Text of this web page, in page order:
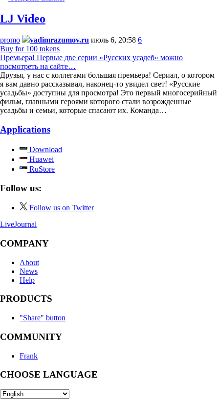
LJ Video
promo vadimrazumov.ru июль 6, 20:58 6
Buy for 100 tokens
Премьера! Первые две серии «Русских усадеб» можно
посмотреть на сайте…
Друзья, у нас с коллегами большая премьера! Сериал, о котором
я вам давно рассказывал, наконец-то увидел свет! «Русские
усадьбы» доступны для просмотра! Это первый многосерийный
фильм, главными героями которого стали возрожденные
усадьбы и семьи, которые спасают их. Команда…
Applications
Download
Huawei
RuStore
Follow us:
Follow us on Twitter
LiveJournal
COMPANY
About
News
Help
PRODUCTS
"Share" button
COMMUNITY
Frank
CHOOSE LANGUAGE